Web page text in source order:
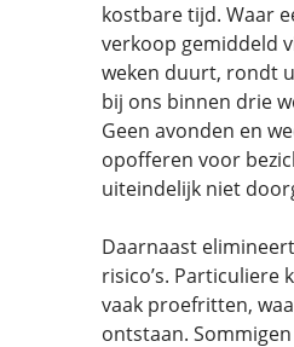
kostbare tijd. Waar
verkoop gemiddeld
weken duurt, rondt
bij ons binnen drie
Geen avonden en
opofferen voor
uiteindelijk niet
Daarnaast
risico’s. Particuliere
vaak proefritten,
ontstaan.